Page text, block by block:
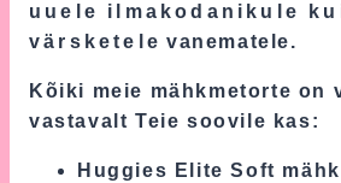
uuele ilmakodanikule
värsketele vanematele.
Kõiki meie mähkmetorte on
vastavalt Teie soovile kas:
Huggies Elite Soft